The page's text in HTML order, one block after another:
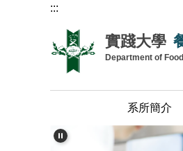
:::
實踐大學
Department of
系所簡介